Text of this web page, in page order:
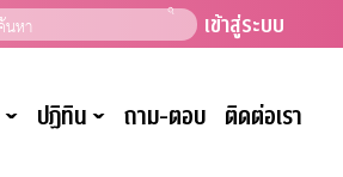
เข้าสู่ระบบ
ˇ ปฏิทินˇ ถาม-ตอบ ติดต่อเรา